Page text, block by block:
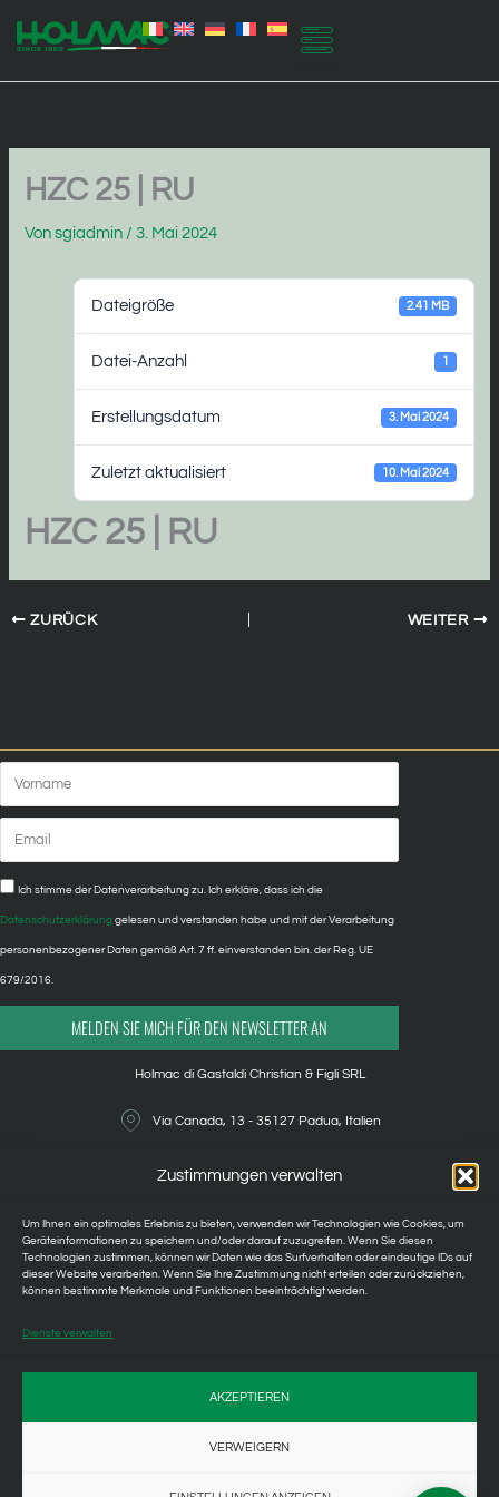
Zustimmungen verwalten
Um Ihnen ein optimales Erlebnis zu bieten, verwenden wir Technologien wie Cookies, um
Geräteinformationen zu speichern und/oder darauf zuzugreifen. Wenn Sie diesen
Technologien zustimmen, können wir Daten wie das Surfverhalten oder eindeutige IDs auf
dieser Website verarbeiten. Wenn Sie Ihre Zustimmung nicht erteilen oder zurückziehen,
können bestimmte Merkmale und Funktionen beeinträchtigt werden.
Dienste verwalten
AKZEPTIEREN
VERWEIGERN
Inhalt
HZC 25 | RU
Vonsgiadmin /3. Mai 2024
Dateigröße 2.41 MB
Datei-Anzahl 1
Erstellungsdatum 3. Mai 2024
Zuletzt aktualisiert 10. Mai 2024
HZC 25 | RU
ZURÜCK WEITER
Holmac di Gastaldi Christian & Figli SRL
Via Canada, 13 - 35127 Padua, Italien
+39 049 8792502
holmac@legalmai.it
Privatsphäre
Ich stimme der Datenverarbeitung zu. Ich erkläre, dass ich die
Datenschutzerklärung gelesen und verstanden habe und mit der Verarbeitung
personenbezogener Daten gemäß Art. 7 ff. einverstanden bin. der Reg. UE
679/2016.
MELDEN SIE MICH FÜR DEN NEWSLETTER AN